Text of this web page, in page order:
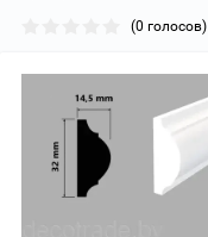
(0 голосов)